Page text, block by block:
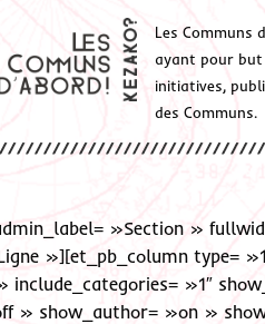
Les Communs
ayant pour but
initiatives,
des Communs.
»Section »
»][et_pb_column type=
»1″
» show_author= »on »